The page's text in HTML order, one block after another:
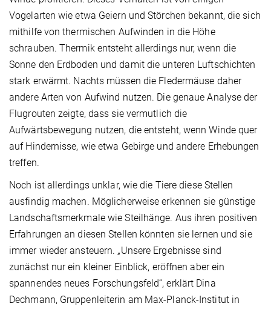
Vogelarten wie etwa Geiern und Störchen bekannt, die sich
mithilfe von thermischen Aufwinden in die Höhe
schrauben. Thermik entsteht allerdings nur, wenn die
Sonne den Erdboden und damit die unteren Luftschichten
stark erwärmt. Nachts müssen die Fledermäuse daher
andere Arten von Aufwind nutzen. Die genaue Analyse der
Flugrouten zeigte, dass sie vermutlich die
Aufwärtsbewegung nutzen, die entsteht, wenn Winde quer
auf Hindernisse, wie etwa Gebirge und andere Erhebungen
treffen.
Noch ist allerdings unklar, wie die Tiere diese Stellen
ausfindig machen. Möglicherweise erkennen sie günstige
Landschaftsmerkmale wie Steilhänge. Aus ihren positiven
Erfahrungen an diesen Stellen könnten sie lernen und sie
immer wieder ansteuern. „Unsere Ergebnisse sind
zunächst nur ein kleiner Einblick, eröffnen aber ein
spannendes neues Forschungsfeld“, erklärt Dina
Dechmann, Gruppenleiterin am Max-Planck-Institut in